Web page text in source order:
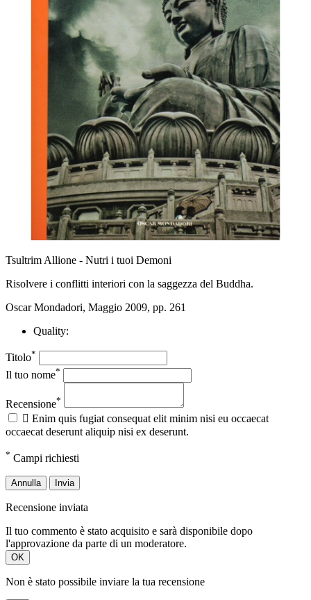
Tsultrim Allione - Nutri i tuoi Demoni
Risolvere i conflitti interiori con la saggezza del Buddha.
Oscar Mondadori, Maggio 2009, pp. 261
Quality:
Titolo*
Il tuo nome*
Recensione*
 Enim quis fugiat consequat elit minim nisi eu occaecat
occaecat deserunt aliquip nisi ex deserunt.
* Campi richiesti
Annulla Invia
Recensione inviata
Il tuo commento è stato acquisito e sarà disponibile dopo
l'approvazione da parte di un moderatore.
OK
Non è stato possibile inviare la tua recensione